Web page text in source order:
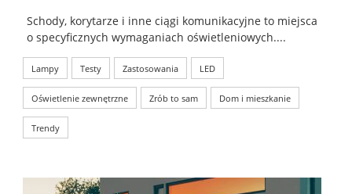
Schody, korytarze i inne ciągi komunikacyjne to miejsca
o specyficznych wymaganiach oświetleniowych....
Lampy Testy Zastosowania LED
Oświetlenie zewnętrzne Zrób to sam Dom i mieszkanie
Trendy